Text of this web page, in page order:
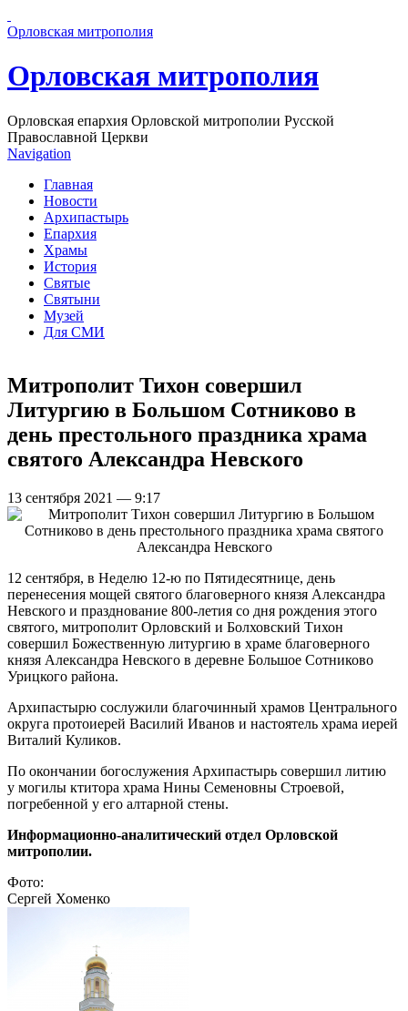
Орловская митрополия
Орловская митрополия
Орловская епархия Орловской митрополии Русской
Православной Церкви
Navigation
Главная
Новости
Архипастырь
Епархия
Храмы
История
Святые
Святыни
Музей
Для СМИ
Митрополит Тихон совершил
Литургию в Большом Сотниково в
день престольного праздника храма
святого Александра Невского
13 сентября 2021 — 9:17
12 сентября, в Неделю 12-ю по Пятидесятнице, день
перенесения мощей святого благоверного князя Александра
Невского и празднование 800-летия со дня рождения этого
святого, митрополит Орловский и Болховский Тихон
совершил Божественную литургию в храме благоверного
князя Александра Невского в деревне Большое Сотниково
Урицкого района.
Архипастырю сослужили благочинный храмов Центрального
округа протоиерей Василий Иванов и настоятель храма иерей
Виталий Куликов.
По окончании богослужения Архипастырь совершил литию
у могилы ктитора храма Нины Семеновны Строевой,
погребенной у его алтарной стены.
Информационно-аналитический отдел Орловской
митрополии.
Фото:
Сергей Хоменко